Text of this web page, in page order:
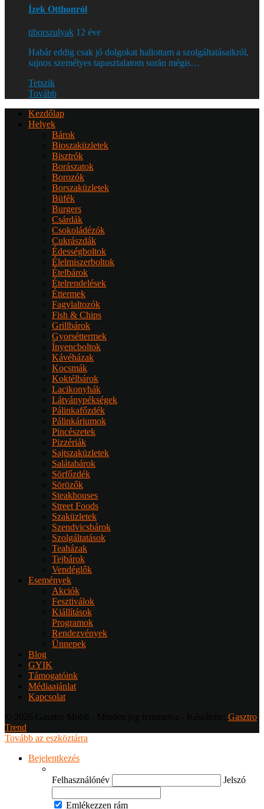
Ízek Otthonról
tiborszulyak 12 éve
Habár eddig csak jó dolgokat hallottam a szolgáltatásaikról,
sajnos személyes tapasztalatom során mégis…
Tetszik
Tovább
Kezdőlap
Helyek
Bárok
Bioszaküzletek
Bisztrók
Borászatok
Borozók
Borszaküzletek
Büfék
Burgers
Csárdák
Csokoládézók
Cukrászdák
Édességboltok
Élelmiszerboltok
Ételbárok
Ételrendelések
Éttermek
Fagylaltozók
Fish & Chips
Grillbárok
Gyorséttermek
Ínyencboltok
Kávéházak
Kocsmák
Koktélbárok
Lacikonyhák
Látványpékségek
Pálinkafőzdék
Pálinkáriumok
Pincészetek
Pizzériák
Sajtszaküzletek
Salátabárok
Sörfőzdék
Sörözők
Steakhouses
Street Foods
Szaküzletek
Szendvicsbárok
Szolgáltatások
Teaházak
Tejbárok
Vendéglők
Események
Akciók
Fesztiválok
Kiállítások
Programok
Rendezvények
Ünnepek
Blog
GYIK
Támogatóink
Médiaajánlat
Kapcsolat
Gasztro
Trend
Tovább az eszköztárra
Bejelentkezés
Felhasználónév Jelszó
Emlékezzen rám